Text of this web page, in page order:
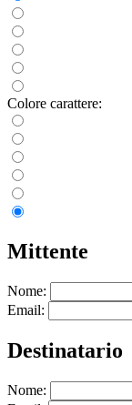
Colore carattere:
Mittente
Nome:
Email:
Destinatario
Nome: